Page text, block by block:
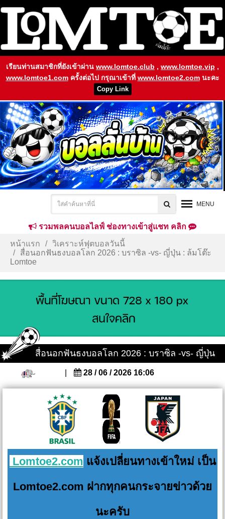
เรียนท่านสมาชิกที่ยังเข้าผ่าน www.lomtoe.club , www.lomtoe.vip ,
www.lomtoe1.com ครั้งต่อไป กรุณาเข้าที่ www.lomtoe2.comนะคะ
Copy Link
MENU
รวมพลคนบอลไลฟ์ ช่องทางเข้าสู่แชท คลิก
หน้าแรก
วิเคราะห์ฟุตบอลวันนี้
สื่อนอกฟันธงบอลโลก 2026 : บราซิล -vs- ญี่ปุ่น : ล้มโต๊ะ
Lomtoe
สื่อนอกฟันธงบอลโลก 2026 : บราซิล -vs- ญี่ปุ่น
28 / 06 / 2026 16:06
Lomtoe2.com แจ้งเปลี่ยนทางเข้าใหม่ เป็น
Lomtoe2.com ฝากทุกคนกระจายข่าวด้วย
นะครับ